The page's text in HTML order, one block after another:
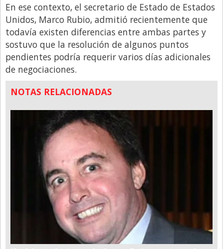
En ese contexto, el secretario de Estado de Estados
Unidos, Marco Rubio, admitió recientemente que
todavía existen diferencias entre ambas partes y
sostuvo que la resolución de algunos puntos
pendientes podría requerir varios días adicionales
de negociaciones.
NOTAS RELACIONADAS